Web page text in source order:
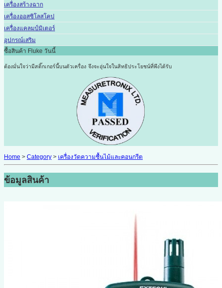
เครื่องสร้างฉาก
เครื่องออสซิโลสโคป
เครื่องแคลมป์มิเตอร์
อุปกรณ์เสริม
ซื้อสินค้า Fluke วันนี้
ต้องมั่นใจว่ามีสติ๊กเกอร์นี้บนตัวเครื่อง จึงจะอุ่นใจในสิทธิประโยชน์ที่พึงได้รับ
Home > Category > เครื่องวัดความชื้นไม้และคอนกรีต
ข้อมูลสินค้า